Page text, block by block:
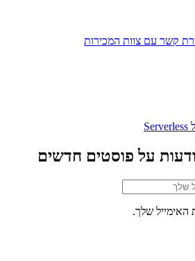
קשר עם צוות המכירות
על פוסטים חדשים
שלך.